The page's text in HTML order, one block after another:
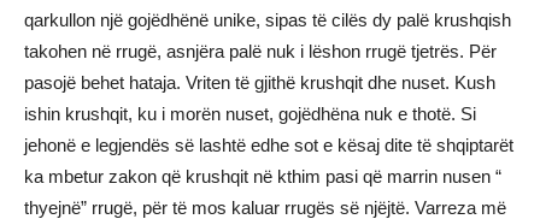
qarkullon një gojëdhënë unike, sipas të cilës dy palë krushqish
takohen në rrugë, asnjëra palë nuk i lëshon rrugë tjetrës. Për
pasojë behet hataja. Vriten të gjithë krushqit dhe nuset. Kush
ishin krushqit, ku i morën nuset, gojëdhëna nuk e thotë. Si
jehonë e legjendës së lashtë edhe sot e kësaj dite të shqiptarët
ka mbetur zakon që krushqit në kthim pasi që marrin nusen “
thyejnë” rrugë, për të mos kaluar rrugës së njëjtë. Varreza më